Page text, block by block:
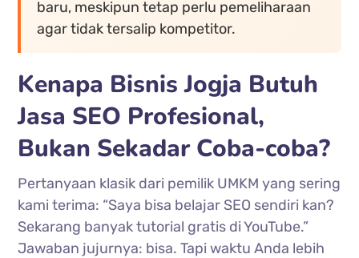
baru, meskipun tetap perlu pemeliharaan
agar tidak tersalip kompetitor.
Kenapa Bisnis Jogja Butuh
Jasa SEO Profesional,
Bukan Sekadar Coba-coba?
Pertanyaan klasik dari pemilik UMKM yang sering
kami terima: “Saya bisa belajar SEO sendiri kan?
Sekarang banyak tutorial gratis di YouTube.”
Jawaban jujurnya: bisa. Tapi waktu Anda lebih